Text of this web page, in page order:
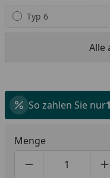
Typ 6
Alle
So zahlen Sie nur
Menge
Produktmenge